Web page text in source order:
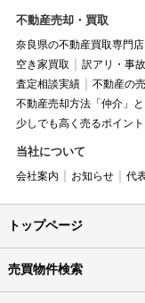
不動産売却・買取
奈良県の不動産買取専門店
空き家買取
訳アリ・事
査定相談実績
不動産の
不動産売却方法「仲介」
少しでも高く売るポイント
当社について
会社案内 お知らせ 代
トップページ
売買物件検索